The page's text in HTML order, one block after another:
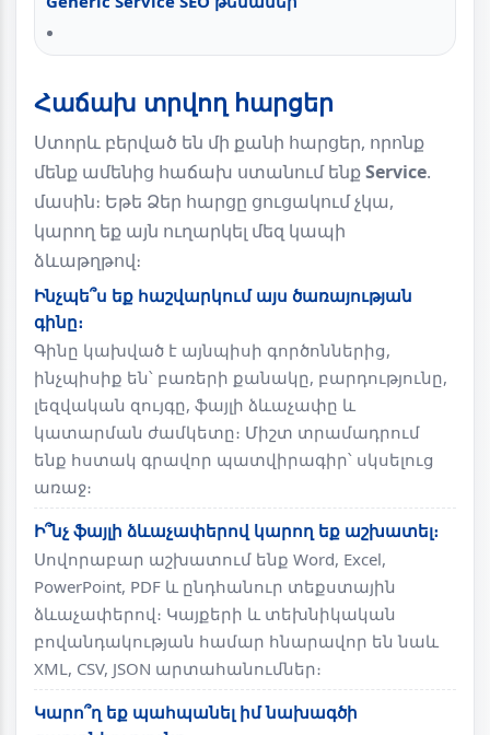
Հաճախ տրվող հարցեր
Ստորև բերված են մի քանի հարցեր, որոնք
մենք ամենից հաճախ ստանում ենքService.
մասին։ Եթե Ձեր հարցը ցուցակում չկա,
կարող եք այն ուղարկել մեզ կապի
ձևաթղթով։
Ինչպե՞ս եք հաշվարկում այս ծառայության
գինը։
Գինը կախված է այնպիսի գործոններից,
ինչպիսիք են՝ բառերի քանակը, բարդությունը,
լեզվական զույգը, ֆայլի ձևաչափը և
կատարման ժամկետը։ Միշտ տրամադրում
ենք հստակ գրավոր պատվիրագիր՝ սկսելուց
առաջ։
Ի՞նչ ֆայլի ձևաչափերով կարող եք աշխատել։
Սովորաբար աշխատում ենք Word, Excel,
PowerPoint, PDF և ընդհանուր տեքստային
ձևաչափերով։ Կայքերի և տեխնիկական
բովանդակության համար հնարավոր են նաև
XML, CSV, JSON արտահանումներ։
Կարո՞ղ եք պահպանել իմ նախագծի